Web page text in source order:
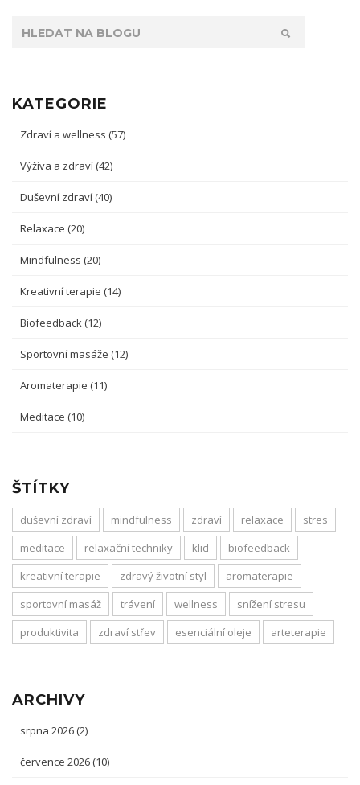
KATEGORIE
Zdraví a wellness (57)
Výživa a zdraví (42)
Duševní zdraví (40)
Relaxace (20)
Mindfulness (20)
Kreativní terapie (14)
Biofeedback (12)
Sportovní masáže (12)
Aromaterapie (11)
Meditace (10)
ŠTÍTKY
duševní zdraví mindfulness zdraví relaxace
stres
meditace
relaxační techniky klid
biofeedback
kreativní terapie
zdravý životní styl
aromaterapie
sportovní masáž
trávení wellness
snížení stresu
produktivita
zdraví střev esenciální oleje arteterapie
ARCHIVY
srpna 2026 (2)
července 2026 (10)